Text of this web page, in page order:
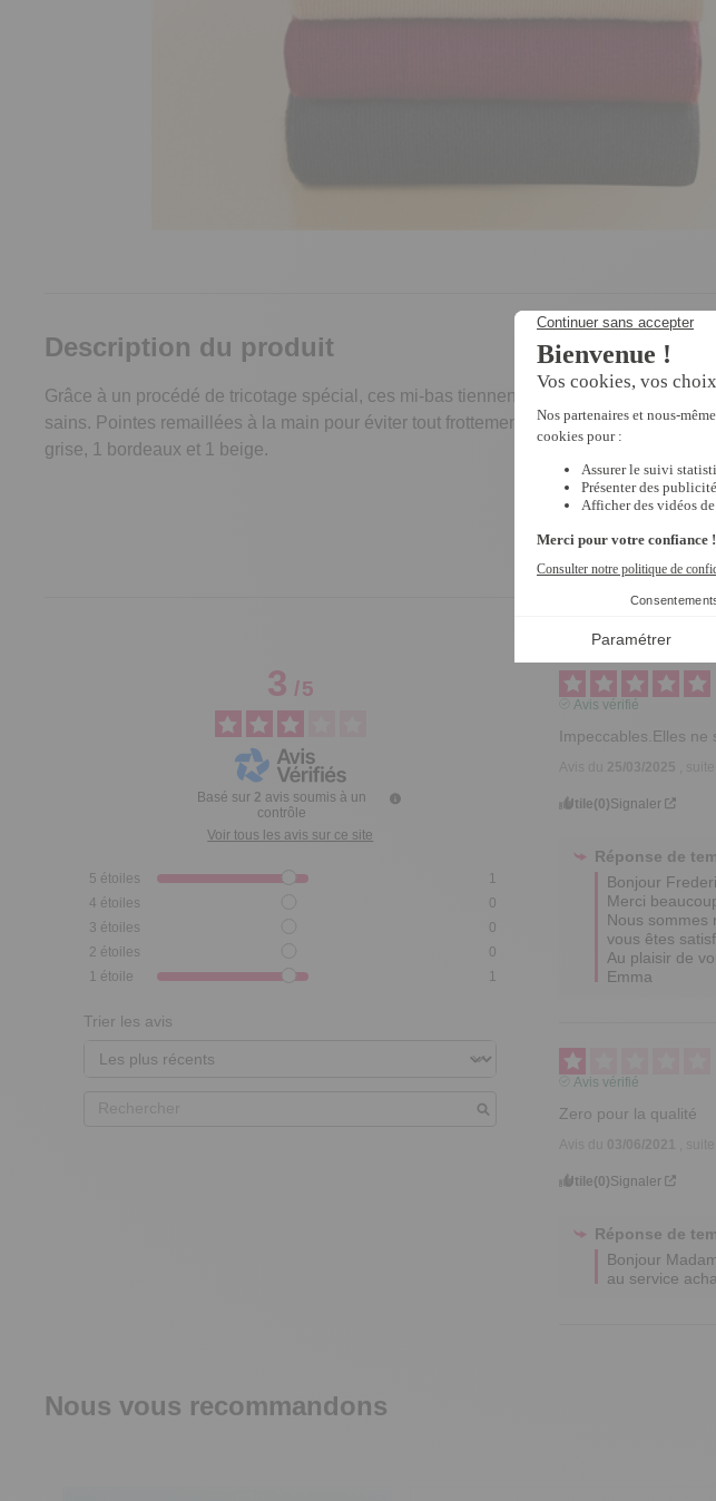
Description du produit
Grâce à un procédé de tricotage spécial, ces mi-bas tiennent bien sur la jambe et
sains. Pointes remaillées à la main pour éviter tout frottement, talons renforcés pour
grise, 1 bordeaux et 1 beige.
3/5
Basé sur 2 avis soumis à un
contrôle
Voir tous les avis sur ce site
5 étoiles
1
4 étoiles
0
3 étoiles
0
2 étoiles
0
1 étoile 1
Trier les avis
Avis vérifié
Impeccables.Elles ne
25/03/2025
Utile(0)Signaler
Réponse de
Bonjour
Merci
Nous sommes
vous êtes
Au plaisir de
Emma
Avis vérifié
Zero pour la qualité
Utile(0)Signaler
Réponse de
Bonjour
au service
Nous vous recommandons